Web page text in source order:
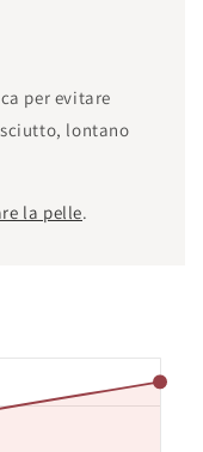
per evitare
lontano
la pelle.